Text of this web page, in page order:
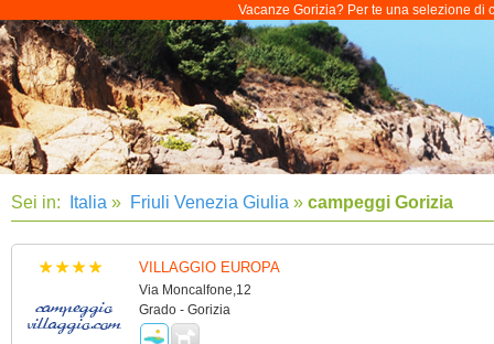
Vacanze Gorizia? Per te una selezione
Sei in: Italia » Friuli Venezia Giulia » campeggi Gorizia
VILLAGGIO EUROPA
Via Moncalfone,12
Grado - Gorizia